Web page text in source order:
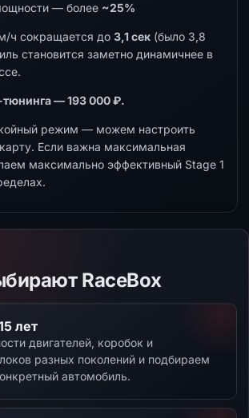
— более ~25%
ч сокращается до 3,1 сек (было 3,8
становится заметно динамичнее в
— 193 000 ₽.
режим — можем настроить
Если важна максимальная
максимально эффективный Stage 1
RaceBox
лет
двигателей, коробок и
разных поколений и подбираем
автомобиль.